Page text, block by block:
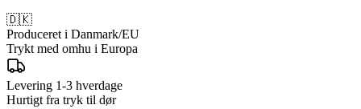
🇩🇰
Produceret i Danmark/EU
Trykt med omhu i Europa
Levering 1-3 hverdage
Hurtigt fra tryk til dør